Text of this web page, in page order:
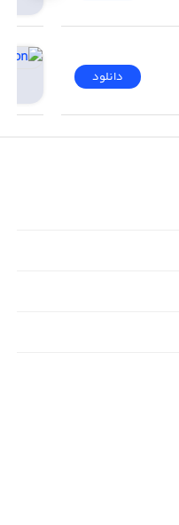
دانلود